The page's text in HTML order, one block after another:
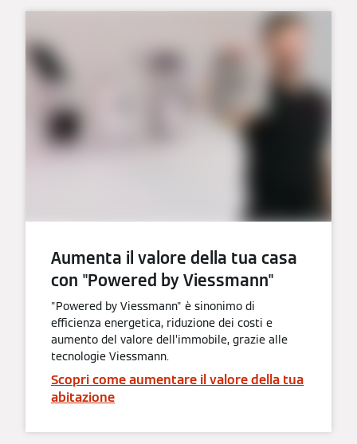
Aumenta il valore della tua casa
con "Powered by Viessmann"
"Powered by Viessmann" è sinonimo di
efficienza energetica, riduzione dei costi e
aumento del valore dell’immobile, grazie alle
tecnologie Viessmann.
Scopri come aumentare il valore della tua
abitazione